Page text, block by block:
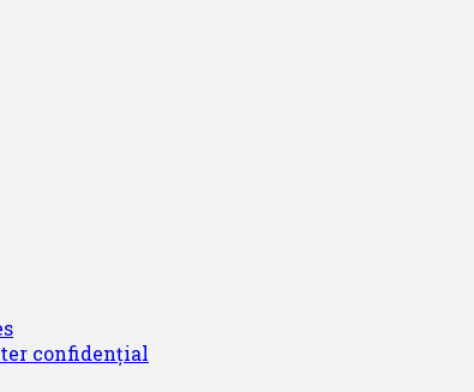
confidențial